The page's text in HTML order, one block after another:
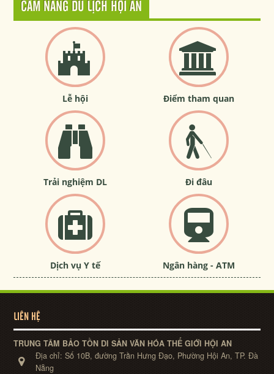
CẨM NANG DU LỊCH HỘI AN
Lễ hội Điểm tham quan
Trải nghiệm DL Đi đâu
Dịch vụ Y tế Ngân hàng - ATM
LIÊN HỆ
TRUNG TÂM BẢO TỒN DI SẢN VĂN HÓA THẾ GIỚI HỘI AN
Địa chỉ:Số 10B, đường Trần Hưng Đạo, Phường Hội An, TP. Đà
Nẵng